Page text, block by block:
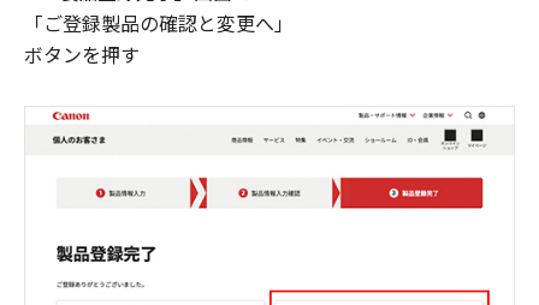
「ご登録製品の確認と変更へ」
ボタンを押す